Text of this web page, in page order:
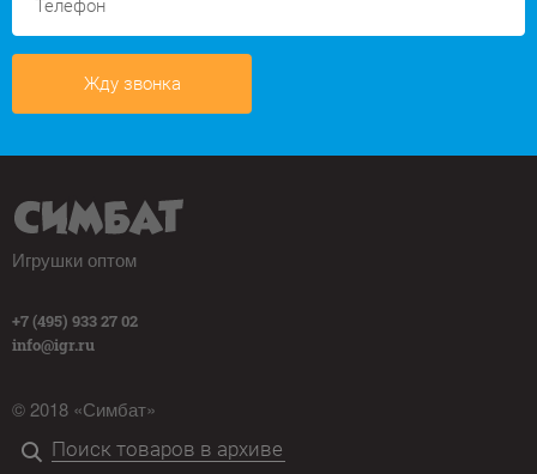
Жду звонка
Игрушки оптом
+7 (495) 933 27 02
info@igr.ru
© 2018 «Симбат»